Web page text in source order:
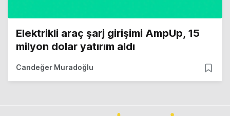
Elektrikli araç şarj girişimi AmpUp, 15
milyon dolar yatırım aldı
Candeğer Muradoğlu